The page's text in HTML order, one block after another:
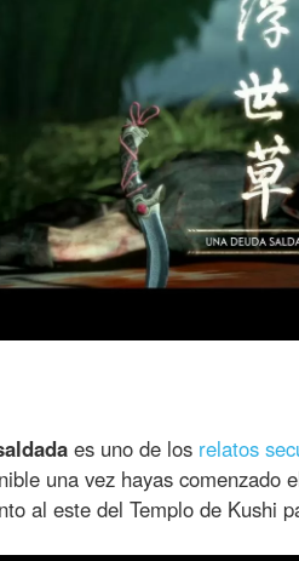
es uno de los relatos
una vez hayas comenzado
al este del Templo de Kushi